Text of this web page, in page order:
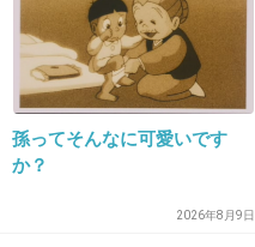
17. 匿名2018/12/28(金) 19:29:09
ファブリーズのCMの
夫
孫ってそんなに可愛いです
か？
2026年8月9日